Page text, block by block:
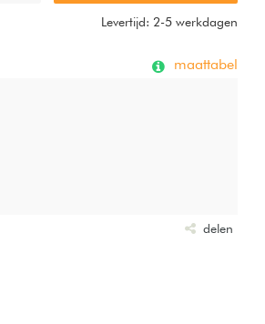
Levertijd: 2-5 werkdagen
maattabel
delen